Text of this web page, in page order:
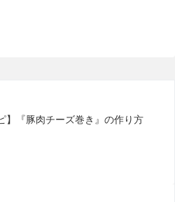
】『豚肉チーズ巻き』の作り方